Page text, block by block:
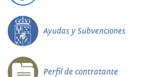
Ayudas y Subvenciones
Perfil de contratante